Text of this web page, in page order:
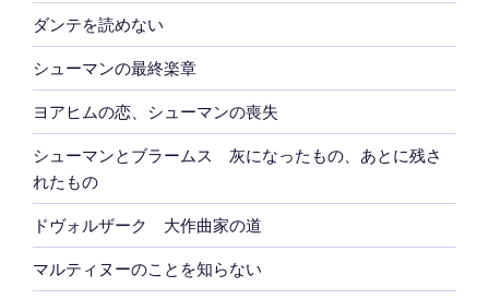
ダンテを読めない
シューマンの最終楽章
ヨアヒムの恋、シューマンの喪失
シューマンとブラームス 灰になったもの、あとに残さ
れたもの
ドヴォルザーク 大作曲家の道
マルティヌーのことを知らない